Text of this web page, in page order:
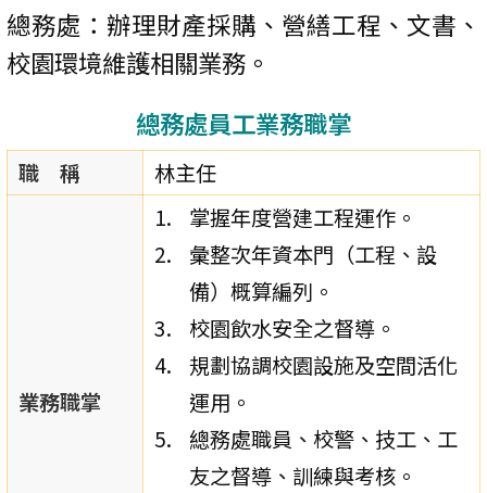
區總務處：辦理財產採購、營繕工程、文書、
校園環境維護相關業務。
總務處員工業務職掌
職 稱 林主任
業務職掌
掌握年度營建工程運作。
彙整次年資本門（工程、設
備）概算編列。
校園飲水安全之督導。
規劃協調校園設施及空間活化
運用。
總務處職員、校警、技工、工
友之督導、訓練與考核。